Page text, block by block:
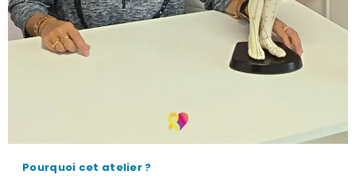
Pourquoi cet atelier ?